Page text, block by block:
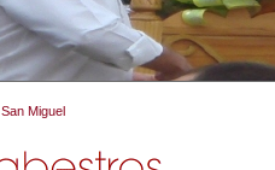
San Miguel